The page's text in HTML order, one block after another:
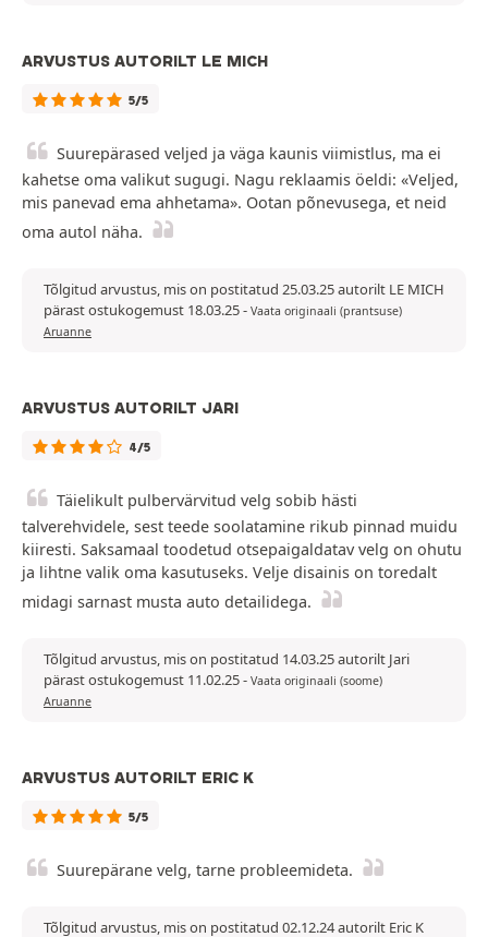
ARVUSTUS AUTORILT LE MICH
5/5
Suurepärased veljed ja väga kaunis viimistlus, ma ei
kahetse oma valikut sugugi. Nagu reklaamis öeldi: «Veljed,
mis panevad ema ahhetama». Ootan põnevusega, et neid
oma autol näha.
Tõlgitud arvustus, mis on postitatud 25.03.25 autorilt LE MICH
pärast ostukogemust 18.03.25- Vaata originaali (prantsuse)
Aruanne
ARVUSTUS AUTORILT JARI
4/5
Täielikult pulbervärvitud velg sobib hästi
talverehvidele, sest teede soolatamine rikub pinnad muidu
kiiresti. Saksamaal toodetud otsepaigaldatav velg on ohutu
ja lihtne valik oma kasutuseks. Velje disainis on toredalt
midagi sarnast musta auto detailidega.
Tõlgitud arvustus, mis on postitatud 14.03.25 autorilt Jari
pärast ostukogemust 11.02.25- Vaata originaali (soome)
Aruanne
ARVUSTUS AUTORILT ERIC K
5/5
Suurepärane velg, tarne probleemideta.
Tõlgitud arvustus, mis on postitatud 02.12.24 autorilt Eric K